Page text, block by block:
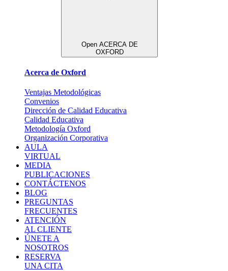
Open ACERCA DE
OXFORD
Acerca de Oxford
Ventajas Metodológicas
Convenios
Dirección de Calidad Educativa
Calidad Educativa
Metodología Oxford
Organización Corporativa
AULA
VIRTUAL
MEDIA
PUBLICACIONES
CONTÁCTENOS
BLOG
PREGUNTAS
FRECUENTES
ATENCIÓN
AL CLIENTE
ÚNETE A
NOSOTROS
RESERVA
UNA CITA